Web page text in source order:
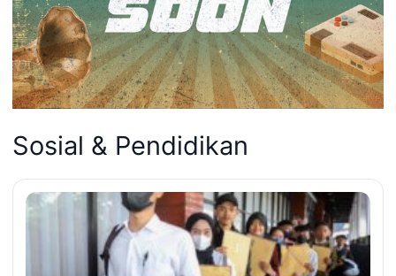
Sosial & Pendidikan